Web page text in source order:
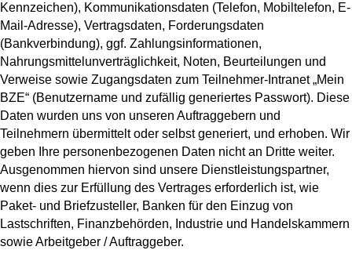
Kennzeichen), Kommunikationsdaten (Telefon, Mobiltelefon, E-
Mail-Adresse), Vertragsdaten, Forderungsdaten
(Bankverbindung), ggf. Zahlungsinformationen,
Nahrungsmittelunverträglichkeit, Noten, Beurteilungen und
Verweise sowie Zugangsdaten zum Teilnehmer-Intranet „Mein
BZE“ (Benutzername und zufällig generiertes Passwort). Diese
Daten wurden uns von unseren Auftraggebern und
Teilnehmern übermittelt oder selbst generiert, und erhoben. Wir
geben Ihre personenbezogenen Daten nicht an Dritte weiter.
Ausgenommen hiervon sind unsere Dienstleistungspartner,
wenn dies zur Erfüllung des Vertrages erforderlich ist, wie
Paket- und Briefzusteller, Banken für den Einzug von
Lastschriften, Finanzbehörden, Industrie und Handelskammern
sowie Arbeitgeber / Auftraggeber.